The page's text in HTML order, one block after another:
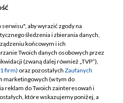
TVP
TVP
prywatności
zgody
aby wyrazić zgody na
śledzenia i zbierania danych,
końcowym i ich
Twoich danych osobowych przez
(zwaną dalej również „TVP”),
firm) oraz pozostałych Zaufanych
marketingowych (w tym do
reklam do Twoich zainteresowań i
które wskazujemy poniżej, a